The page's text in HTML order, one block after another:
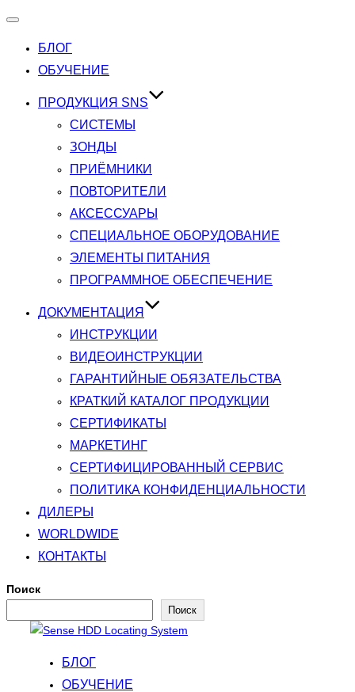
Переключатель
БЛОГ
ОБУЧЕНИЕ
ПРОДУКЦИЯ SNS
СИСТЕМЫ
ЗОНДЫ
ПРИЁМНИКИ
ПОВТОРИТЕЛИ
АКСЕССУАРЫ
СПЕЦИАЛЬНОЕ ОБОРУДОВАНИЕ
ЭЛЕМЕНТЫ ПИТАНИЯ
ПРОГРАММНОЕ ОБЕСПЕЧЕНИЕ
ДОКУМЕНТАЦИЯ
ИНСТРУКЦИИ
ВИДЕОИНСТРУКЦИИ
ГАРАНТИЙНЫЕ ОБЯЗАТЕЛЬСТВА
КРАТКИЙ КАТАЛОГ ПРОДУКЦИИ
СЕРТИФИКАТЫ
МАРКЕТИНГ
СЕРТИФИЦИРОВАННЫЙ СЕРВИС
ПОЛИТИКА КОНФИДЕНЦИАЛЬНОСТИ
ДИЛЕРЫ
WORLDWIDE
КОНТАКТЫ
Поиск
Поиск
Перейти
содержимомуБЛОГ
ОБУЧЕНИЕ